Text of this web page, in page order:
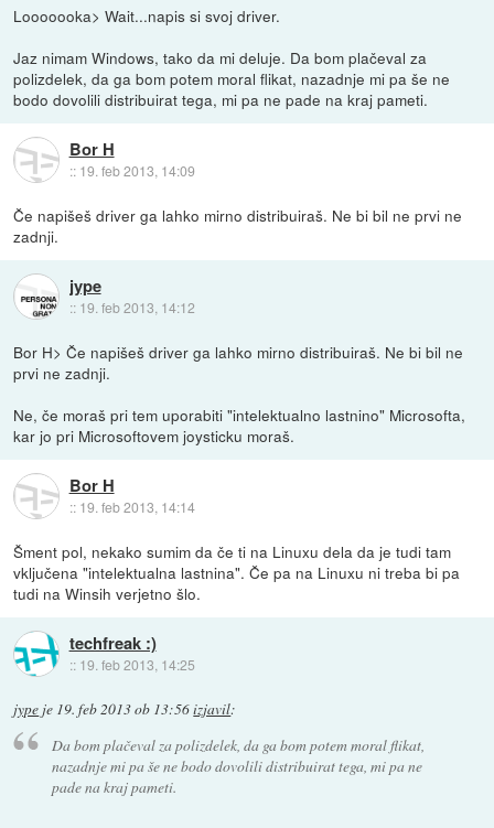
Looooooka> Wait...napis si svoj driver.
Jaz nimam Windows, tako da mi deluje. Da bom plačeval za
polizdelek, da ga bom potem moral flikat, nazadnje mi pa še ne
bodo dovolili distribuirat tega, mi pa ne pade na kraj pameti.
Bor H
:: 19. feb 2013, 14:09
Če napišeš driver ga lahko mirno distribuiraš. Ne bi bil ne prvi ne
zadnji.
jype
:: 19. feb 2013, 14:12
Bor H> Če napišeš driver ga lahko mirno distribuiraš. Ne bi bil ne
prvi ne zadnji.
Ne, če moraš pri tem uporabiti "intelektualno lastnino" Microsofta,
kar jo pri Microsoftovem joysticku moraš.
Bor H
:: 19. feb 2013, 14:14
Šment pol, nekako sumim da če ti na Linuxu dela da je tudi tam
vključena "intelektualna lastnina". Če pa na Linuxu ni treba bi pa
tudi na Winsih verjetno šlo.
techfreak :)
:: 19. feb 2013, 14:25
jype je 19. feb 2013 ob 13:56izjavil:
Da bom plačeval za polizdelek, da ga bom potem moral flikat,
nazadnje mi pa še ne bodo dovolili distribuirat tega, mi pa ne
pade na kraj pameti.